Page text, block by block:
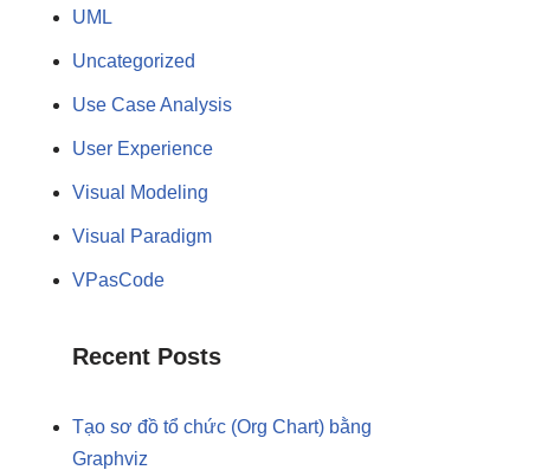
UML
Uncategorized
Use Case Analysis
User Experience
Visual Modeling
Visual Paradigm
VPasCode
Recent Posts
Tạo sơ đồ tổ chức (Org Chart) bằng
Graphviz